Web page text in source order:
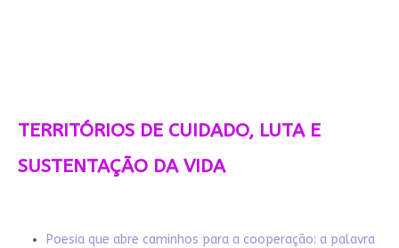
TERRITÓRIOS DE CUIDADO, LUTA E
SUSTENTAÇÃO DA VIDA
Poesia que abre caminhos para a cooperação: a palavra